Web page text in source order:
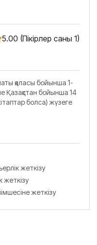
5.00 (Пікірлер саны 1)
қаласы бойынша 1-
Қазақстан бойынша 14
болса) жүзеге
жеткізу
жеткізу
жеткізу